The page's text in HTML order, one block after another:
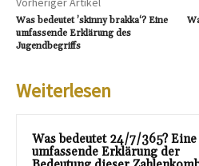
Was bedeutet ’skinny brakka‘? Eine
umfassende Erklärung des
Jugendbegriffs
Weiterlesen
Was bedeutet 24/7/365? Eine
umfassende Erklärung der